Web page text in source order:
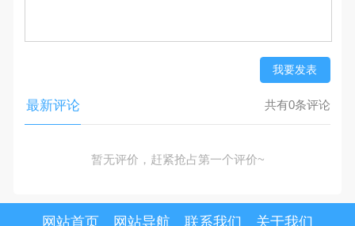
我要发表
最新评论 共有0条评论
暂无评价，赶紧抢占第一个评价~
网站首页 网站导航 联系我们 关于我们